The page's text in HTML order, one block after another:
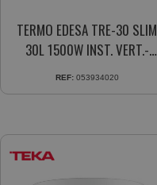
TERMO EDESA TRE-30 SLIM
30L 1500W INST. VERT.-
HORIZ.
REF: 053934020